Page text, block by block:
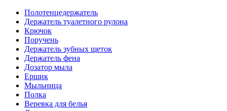
Полотенцедержатель
Держатель туалетного рулона
Крючок
Поручень
Держатель зубных щеток
Держатель фена
Дозатор мыла
Eршик
Мыльница
Полка
Веревка для белья